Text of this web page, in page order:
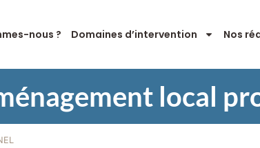
nous ? Domaines d’intervention Nos
local